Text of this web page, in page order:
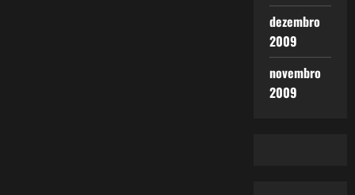
dezembro
2009
novembro
2009